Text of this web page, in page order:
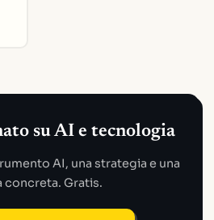
su AI e tecnologia
AI, una strategia e una
concreta. Gratis.